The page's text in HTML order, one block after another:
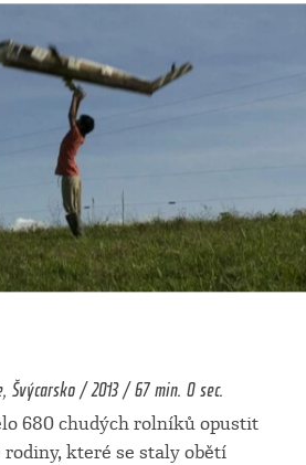
/ 2013 / 67 min. 0 sec.
680 chudých rolníků opustit
rodiny, které se staly obětí